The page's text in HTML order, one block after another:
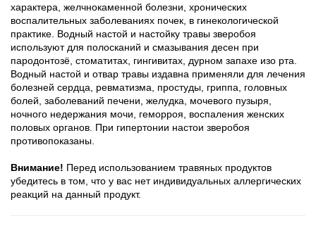
характера, желчнокаменной болезни, хронических
воспалительных заболеваниях почек, в гинекологической
практике. Водный настой и настойку травы зверобоя
используют для полосканий и смазывания десен при
пародонтозё, стоматитах, гингивитах, дурном запахе изо рта.
Водный настой и отвар травы издавна применяли для лечения
болезней сердца, ревматизма, простуды, гриппа, головных
болей, заболеваний печени, желудка, мочевого пузыря,
ночного недержания мочи, геморроя, воспаления женских
половых органов. При гипертонии настои зверобоя
противопоказаны.
Внимание! Перед использованием травяных продуктов
убедитесь в том, что у вас нет индивидуальных аллергических
реакций на данный продукт.